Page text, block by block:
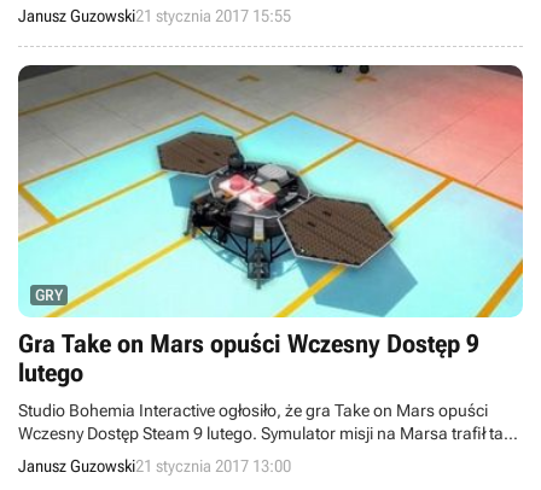
graczy wygenerowała ponad 30 miliardów dolarów przychodu.
Najbardziej dochodowe okazały się produkty z najwyższej półki
cenowej, odpowiedzialne za 43% całkowitej kwoty. Prognozy
przewidują dalszy rozwój branży.
Janusz Guzowski21 stycznia 2017 15:55
GRY
Gra Take on Mars opuści Wczesny Dostęp 9
lutego
Studio Bohemia Interactive ogłosiło, że gra Take on Mars opuści
Wczesny Dostęp Steam 9 lutego. Symulator misji na Marsa trafił tam
w sierpniu 2013 roku i od tego czasu był sukcesywnie rozwijany.
Pełna wersja będzie zawierała dodatkową kampanię fabularną
Janusz Guzowski21 stycznia 2017 13:00